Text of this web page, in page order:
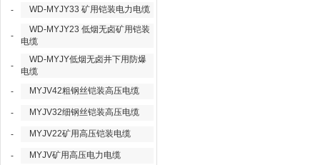
- WD-MYJY33 矿用铠装电力电缆
-
WD-MYJY23 低烟无卤矿用铠装
电缆
-
WD-MYJY低烟无卤井下用防爆
电缆
-
MYJV42粗钢丝铠装高压电缆
- MYJV32细钢丝铠装高压电缆
- MYJV22矿用高压铠装电缆
- MYJV矿用高压电力电缆